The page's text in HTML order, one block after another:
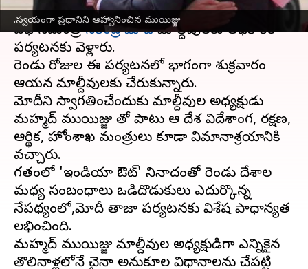
.స్వయంగా ప్రధానిని ఆహ్వానించిన ముయిజ్జు
ఈ వార్తాకథనం ఏంటి
ప్రధానమంత్రినరేంద్ర మోదీమాల్దీవులకు అధికారిక
పర్యటనకు వెళ్లారు.
రెండు రోజుల ఈ పర్యటనలో భాగంగా శుక్రవారం
ఆయన మాల్దీవులకు చేరుకున్నారు.
మోదీని స్వాగతించేందుకు మాల్దీవుల అధ్యక్షుడు
మహ్మద్ ముయిజ్జు తో పాటు ఆ దేశ విదేశాంగ, రక్షణ,
ఆర్థిక, హోంశాఖ మంత్రులు కూడా విమానాశ్రయానికి
వచ్చారు.
గతంలో 'ఇండియా ఔట్‌' నినాదంతో రెండు దేశాల
మధ్య సంబంధాలు ఒడిదొడుకులు ఎదుర్కొన్న
నేపథ్యంలో,మోదీ తాజా పర్యటనకు విశేష ప్రాధాన్యత
లభించింది.
మహ్మద్ ముయిజ్జు మాల్దీవుల అధ్యక్షుడిగా ఎన్నికైన
తొలినాళ్లలోనే చైనా అనుకూల విధానాలను చేపట్టి